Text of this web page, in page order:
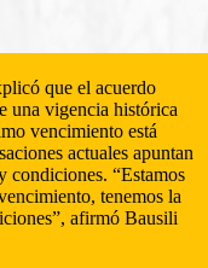
que el acuerdo
una vigencia histórica
vencimiento está
actuales apuntan
condiciones. “Estamos
tenemos la
afirmó Bausili